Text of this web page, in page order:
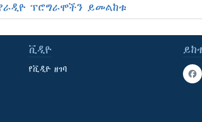
ፕሮግራሞችን ይመልከቱ
ቪዲዮ
የቪዲዮ ዘገባ